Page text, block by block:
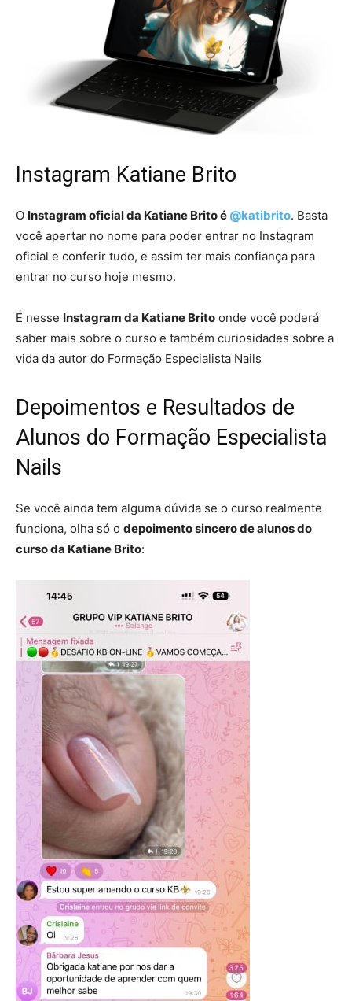
Instagram Katiane Brito
O Instagram oficial da Katiane Brito é @katibrito. Basta
você apertar no nome para poder entrar no Instagram
oficial e conferir tudo, e assim ter mais confiança para
entrar no curso hoje mesmo.
É nesse Instagram da Katiane Brito onde você poderá
saber mais sobre o curso e também curiosidades sobre a
vida da autor do Formação Especialista Nails
Depoimentos e Resultados de
Alunos do Formação Especialista
Nails
Se você ainda tem alguma dúvida se o curso realmente
funciona, olha só o depoimento sincero de alunos do
curso da Katiane Brito: